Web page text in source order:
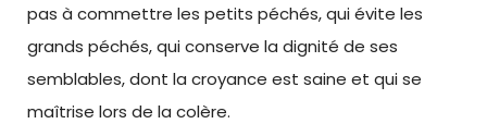
pas à commettre les petits péchés, qui évite les
grands péchés, qui conserve la dignité de ses
semblables, dont la croyance est saine et qui se
maîtrise lors de la colère.